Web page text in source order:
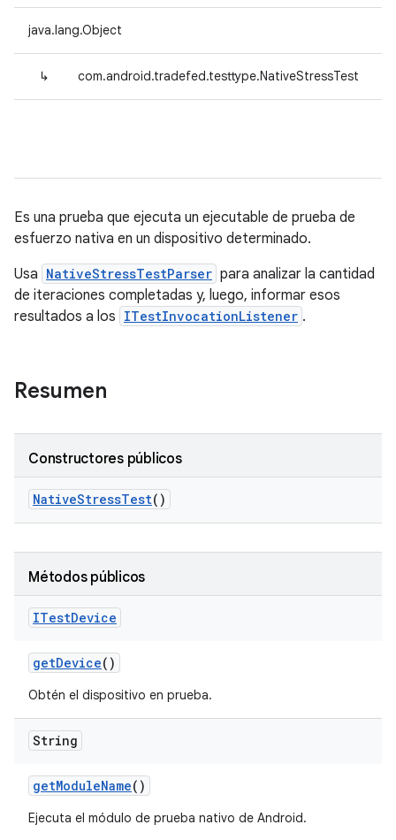
java.lang.Object
↳ com.android.tradefed.testtype.NativeStressTest
Es una prueba que ejecuta un ejecutable de prueba de
esfuerzo nativa en un dispositivo determinado.
Usa NativeStressTestParser para analizar la cantidad
de iteraciones completadas y, luego, informar esos
resultados a los ITestInvocationListener .
Resumen
Constructores públicos
NativeStressTest()
Métodos públicos
ITestDevice
getDevice()
Obtén el dispositivo en prueba.
String
getModuleName()
Ejecuta el módulo de prueba nativo de Android.